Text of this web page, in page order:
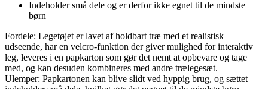
Indeholder små dele og er derfor ikke egnet til de mindste
børn
Fordele: Legetøjet er lavet af holdbart træ med et realistisk
udseende, har en velcro-funktion der giver mulighed for interaktiv
leg, leveres i en papkarton som gør det nemt at opbevare og tage
med, og kan desuden kombineres med andre trælegesæt.
Ulemper: Papkartonen kan blive slidt ved hyppig brug, og sættet